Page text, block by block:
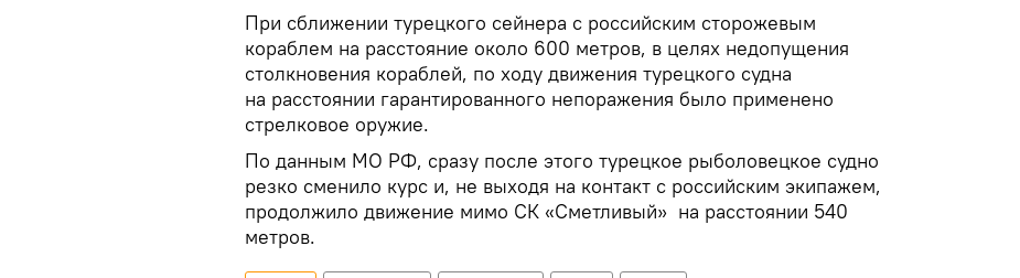
При сближении турецкого сейнера с российским сторожевым
кораблем на расстояние около 600 метров, в целях недопущения
столкновения кораблей, по ходу движения турецкого судна
на расстоянии гарантированного непоражения было применено
стрелковое оружие.
По данным МО РФ, сразу после этого турецкое рыболовецкое судно
резко сменило курс и, не выходя на контакт с российским экипажем,
продолжило движение мимо СК «Сметливый» на расстоянии 540
метров.